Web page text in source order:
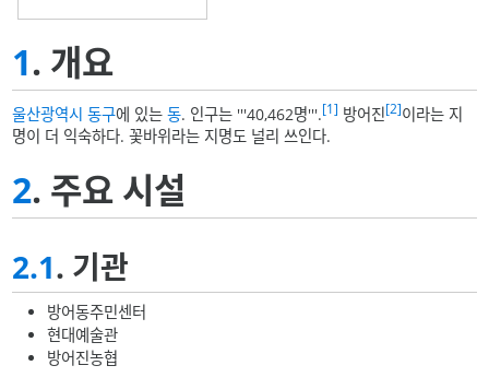
1. 개요
울산광역시 동구에 있는동. 인구는 '''40,462명'''.[1] 방어진[2]이라는 지
명이 더 익숙하다. 꽃바위라는 지명도 널리 쓰인다.
2. 주요 시설
2.1. 기관
방어동주민센터
현대예술관
방어진농협